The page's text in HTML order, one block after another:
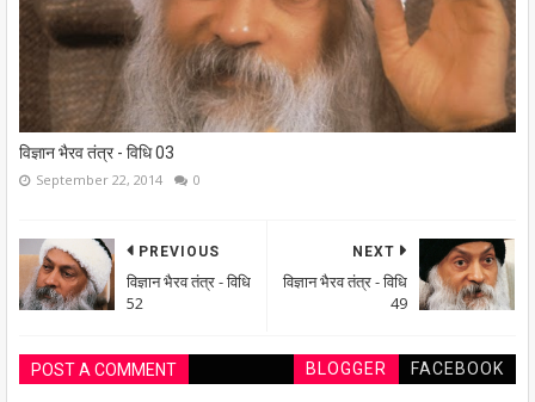
विज्ञान भैरव तंत्र - विधि 03
September 22, 2014 0
NEXT
विज्ञान भैरव तंत्र - विधि
49
PREVIOUS
विज्ञान भैरव तंत्र - विधि
52
POST A COMMENT BLOGGER FACEBOOK